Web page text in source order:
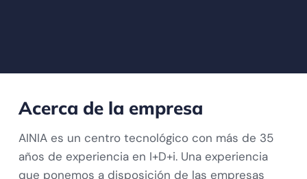
Acerca de la empresa
AINIA es un centro tecnológico con más de 35
años de experiencia en I+D+i. Una experiencia
que ponemos a disposición de las empresas